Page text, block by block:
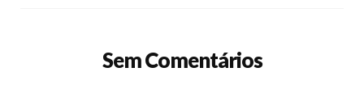
Sem Comentários